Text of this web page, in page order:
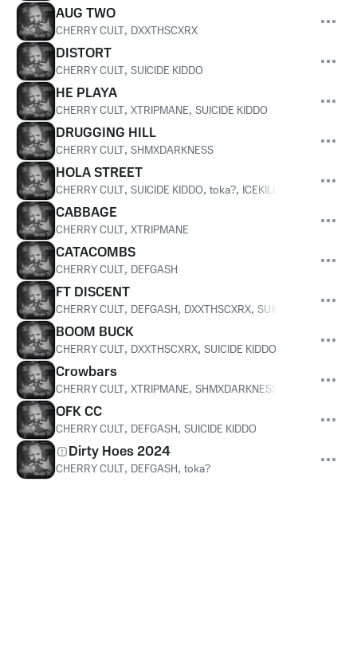
AUG TWO
CHERRY CULT, DXXTHSCXRX
DISTORT
CHERRY CULT, SUICIDE KIDDO
HE PLAYA
CHERRY CULT, XTRIPMANE, SUICIDE KIDDO
DRUGGING HILL
CHERRY CULT, SHMXDARKNESS
HOLA STREET
CHERRY CULT, SUICIDE KIDDO, toka?, ICEKILLER
CABBAGE
CHERRY CULT, XTRIPMANE
CATACOMBS
CHERRY CULT, DEFGASH
FT DISCENT
CHERRY CULT, DEFGASH, DXXTHSCXRX, SUICIDE KIDDO
BOOM BUCK
CHERRY CULT, DXXTHSCXRX, SUICIDE KIDDO
Crowbars
CHERRY CULT, XTRIPMANE, SHMXDARKNESS
OFK CC
CHERRY CULT, DEFGASH, SUICIDE KIDDO
Dirty Hoes 2024
CHERRY CULT, DEFGASH, toka?